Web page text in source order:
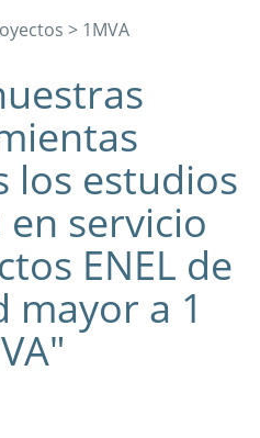
> 1MVA
los estudios
servicio
ENEL de
mayor a 1